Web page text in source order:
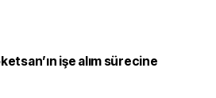
işe alım sürecine